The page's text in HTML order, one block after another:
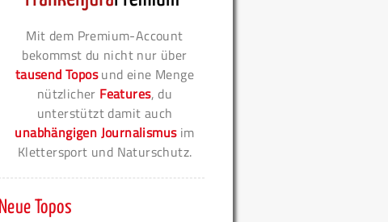
Mit dem Premium-Account
bekommst du nicht nur über
tausend Toposund eine Menge
nützlicher Features, du
unterstützt damit auch
unabhängigen Journalismusim
Klettersport und Naturschutz.
Neue Topos